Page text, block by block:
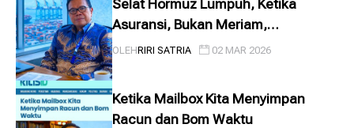
Selat Hormuz Lumpuh, Ketika
Asuransi, Bukan Meriam,
Menghentikan Aliran Energi Dunia
OLEHRIRI SATRIA 02 MAR 2026
Ketika Mailbox Kita Menyimpan
Racun dan Bom Waktu